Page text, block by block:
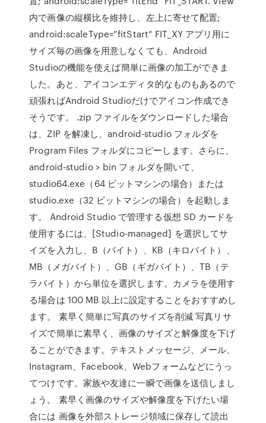
内で画像の縦横比を維持し、左上に寄せて配置;
android:scaleType=”fitStart” FIT_XY アプリ用に
サイズ毎の画像を用意しなくても、Android
Studioの機能を使えば簡単に画像の加工ができま
した。あと、アイコンエディタ的なものもあるので
頑張ればAndroid Studioだけでアイコン作成でき
そうです。 .zip ファイルをダウンロードした場合
は、ZIP を解凍し、android-studio フォルダを
Program Files フォルダにコピーします。さらに、
android-studio > bin フォルダを開いて、
studio64.exe（64 ビットマシンの場合）または
studio.exe（32 ビットマシンの場合）を起動しま
す。 Android Studio で管理する仮想 SD カードを
使用するには、[Studio-managed] を選択してサ
イズを入力し、B（バイト）、KB（キロバイト）、
MB（メガバイト）、GB（ギガバイト）、TB（テ
ラバイト）から単位を選択します。カメラを使用す
る場合は 100 MB 以上に設定することをおすすめし
ます。 素早く簡単に写真のサイズを削減 写真リサ
イズで簡単に素早く、画像のサイズと解像度を下げ
ることができます。テキストメッセージ、メール、
Instagram、Facebook、Webフォームなどにうっ
てつけです。家族や友達に一瞬で画像を送信しまし
ょう。 素早く画像のサイズや解像度を下げたい場
合には 画像を外部ストレージ領域に保存して読出